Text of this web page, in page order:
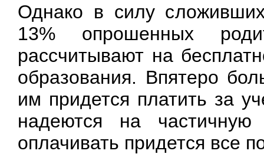
Однако в силу
13% опрошенных
рассчитывают на
образования. Впятеро
им придется платить за
надеются на
оплачивать придется все